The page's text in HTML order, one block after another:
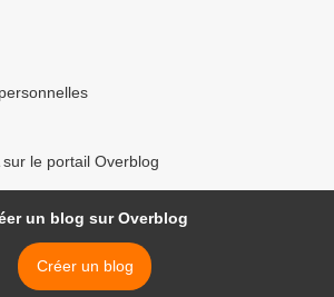
sur le portail Overblog
un blog sur Overblog
Créer un blog